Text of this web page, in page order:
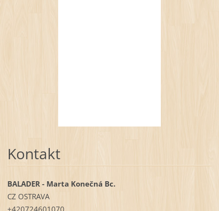
Kontakt
BALADER - Marta Konečná Bc.
CZ OSTRAVA
+420724601070